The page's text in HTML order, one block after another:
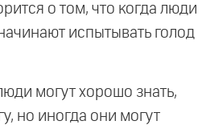
о том, что когда люди
испытывать голод
могут хорошо знать,
но иногда они могут